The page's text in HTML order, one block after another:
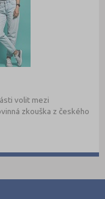
volit mezi
zkouška z českého